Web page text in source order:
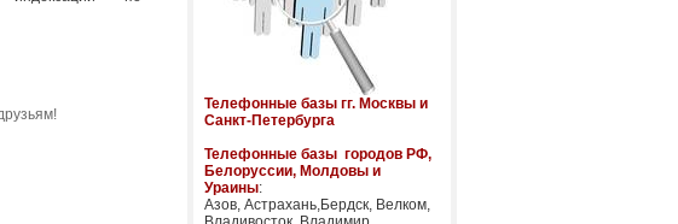
Телефонные базы гг. Москвы и
Санкт-Петербурга
Телефонные базы городов РФ,
Белоруссии, Молдовы и
Ураины:
Азов, Астрахань,Бердск, Велком,